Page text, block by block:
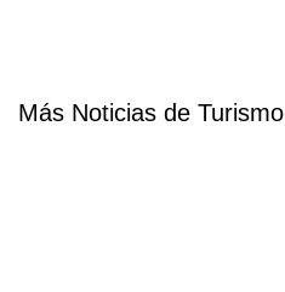
Más Noticias de Turismo